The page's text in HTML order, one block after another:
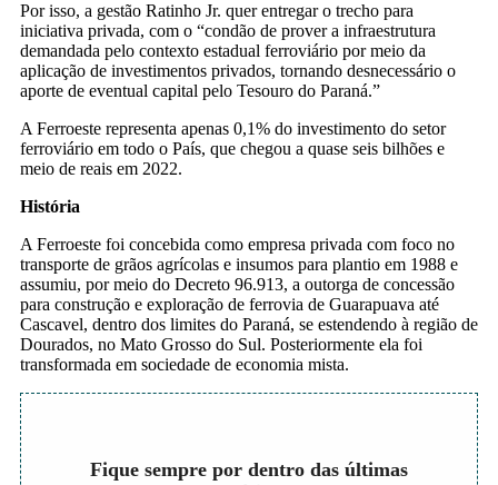
Por isso, a gestão Ratinho Jr. quer entregar o trecho para
iniciativa privada, com o “condão de prover a infraestrutura
demandada pelo contexto estadual ferroviário por meio da
aplicação de investimentos privados, tornando desnecessário o
aporte de eventual capital pelo Tesouro do Paraná.”
A Ferroeste representa apenas 0,1% do investimento do setor
ferroviário em todo o País, que chegou a quase seis bilhões e
meio de reais em 2022.
História
A Ferroeste foi concebida como empresa privada com foco no
transporte de grãos agrícolas e insumos para plantio em 1988 e
assumiu, por meio do Decreto 96.913, a outorga de concessão
para construção e exploração de ferrovia de Guarapuava até
Cascavel, dentro dos limites do Paraná, se estendendo à região de
Dourados, no Mato Grosso do Sul. Posteriormente ela foi
transformada em sociedade de economia mista.
Fique sempre por dentro das últimas